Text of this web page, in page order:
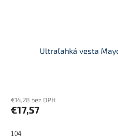
Ultraľahká vesta
€14,28 bez DPH
€17,57
104